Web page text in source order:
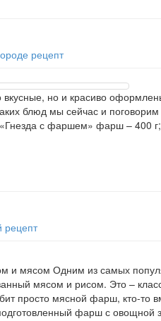
рецепт
вкусные, но и красиво
блюд мы сейчас и поговорим
с фаршем» фарш – 400
рецепт
и мясом Одним из самых
мясом и рисом. Это –
просто мясной фарш, кто-то
фарш с овощной